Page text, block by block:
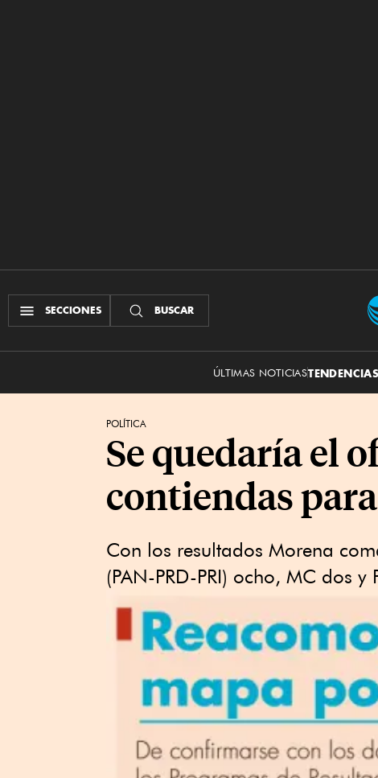
SECCIONES BUSCAR
ÚLTIMAS NOTICIAS
POLÍTICA
Se quedaría el
contiendas
Con los resultados Morena
(PAN-PRD-PRI) ocho, MC dos y